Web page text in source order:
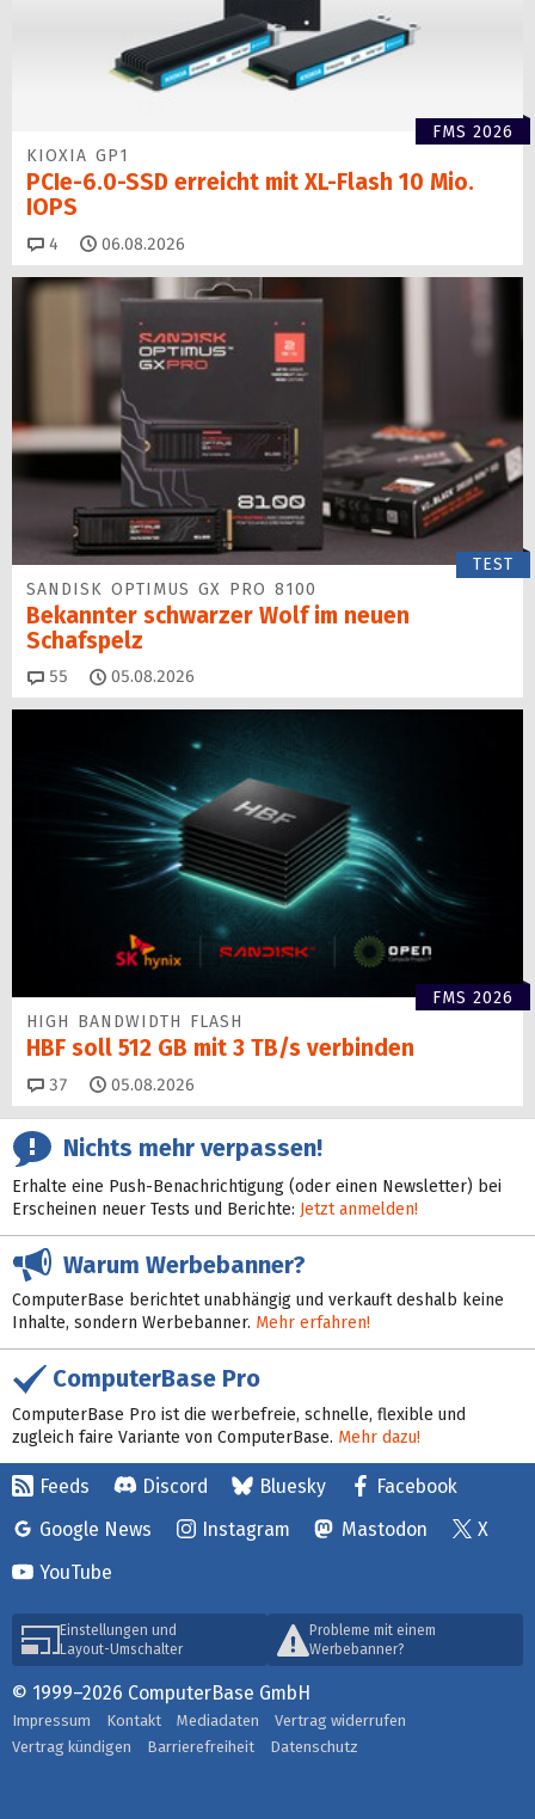
FMS 2026
KIOXIA GP1
PCIe-6.0-SSD erreicht mit XL-Flash 10 Mio.
IOPS
4 Kommentare
06.08.2026
TEST
SANDISK OPTIMUS GX PRO 8100
Bekannter schwarzer Wolf im neuen
Schafspelz
55 Kommentare
05.08.2026
FMS 2026
HIGH BANDWIDTH FLASH
HBF soll 512 GB mit 3 TB/s verbinden
37 Kommentare
05.08.2026
Nichts mehr verpassen!
Erhalte eine Push-Benachrichtigung (oder einen Newsletter) bei
Erscheinen neuer Tests und Berichte: Jetzt anmelden!
Warum Werbebanner?
ComputerBase berichtet unabhängig und verkauft deshalb keine
Inhalte, sondern Werbebanner. Mehr erfahren!
ComputerBase Pro
ComputerBase Pro ist die werbefreie, schnelle, flexible und
zugleich faire Variante von ComputerBase. Mehr dazu!
Feeds Discord Bluesky
Facebook
Google News
Instagram Mastodon
X
YouTube
Einstellungen und
Layout-Umschalter
Probleme mit einem
Werbebanner?
© 1999–2026 ComputerBase GmbH
Impressum Kontakt Mediadaten
Vertrag widerrufen
Vertrag kündigen
Barrierefreiheit Datenschutz